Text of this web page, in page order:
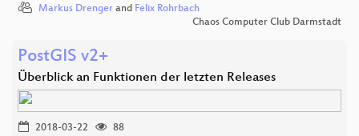
Markus Drenger and Felix Rohrbach
Chaos Computer Club Darmstadt
PostGIS v2+
Überblick an Funktionen der letzten Releases
2018-03-22
88